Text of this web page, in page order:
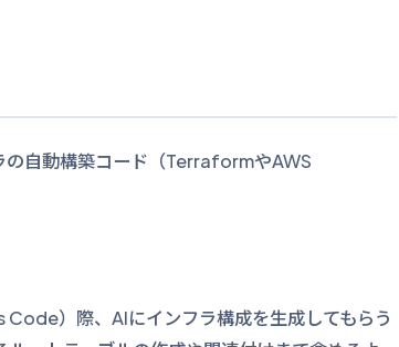
の自動構築コード（TerraformやAWS
）際、AIにインフラ構成を生成してもらう